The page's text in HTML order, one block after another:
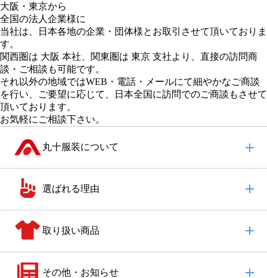
大阪 ・ 東京から
全国の法人企業様に
当社は、日本各地の企業・団体様とお取引させて頂いておりま
す。
関西圏は 大阪 本社
関東圏は 東京 支社より、直接の訪問商
談・ご相談も可能です。
それ以外の地域ではWEB・電話・メールにて細やかなご商談
を行い、
ご要望に応じて、日本全国に訪問でのご商談もさせて
頂いております。
お気軽にご相談下さい。
丸十服装について
選ばれる理由
取り扱い商品
その他・お知らせ